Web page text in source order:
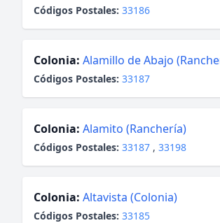
Códigos Postales: 33186
Colonia: Alamillo de Abajo
Códigos Postales: 33187
Colonia: Alamito (Ranchería)
Códigos Postales: 33187 , 33198
Colonia: Altavista (Colonia)
Códigos Postales: 33185